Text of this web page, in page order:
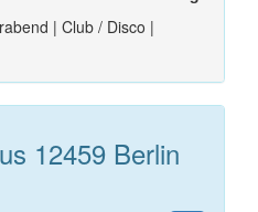
| Club / Disco |
12459 Berlin